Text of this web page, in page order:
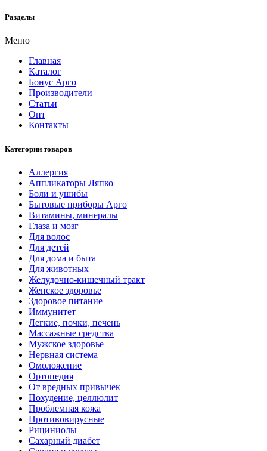
Разделы
Меню
Главная
Каталог
Бонус Арго
Производители
Статьи
Опт
Контакты
Категории товаров
Аллергия
Аппликаторы Ляпко
Боли и ушибы
Бытовые приборы Арго
Витамины, минералы
Глаза и мозг
Для волос
Для детей
Для дома и быта
Для животных
Желудочно-кишечный тракт
Женское здоровье
Здоровое питание
Иммунитет
Легкие, почки, печень
Массажные средства
Мужское здоровье
Нервная система
Омоложение
Ортопедия
От вредных привычек
Похудение, целлюлит
Проблемная кожа
Противовирусные
Рициниолы
Сахарный диабет